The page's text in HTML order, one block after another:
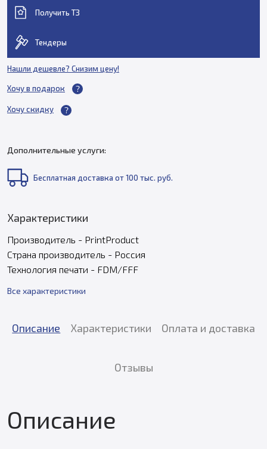
Получить ТЗ
Тендеры
Нашли дешевле? Снизим цену!
Хочу в подарок
Хочу скидку
Дополнительные услуги:
Бесплатная доставка от 100 тыс. руб.
Характеристики
Производитель - PrintProduct
Страна производитель - Россия
Технология печати - FDM/FFF
Все характеристики
Описание Характеристики Оплата и доставка
Отзывы
Описание